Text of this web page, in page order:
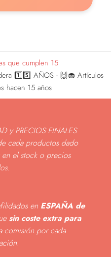
que cumplen 15
1️⃣5️⃣ AÑOS - 🙌🧁 Artículos
hacen 15 años
y PRECIOS FINALES
cada productos dado
en el stock o precios
.
en ESPAÑA de
sin coste extra para
comisión por cada